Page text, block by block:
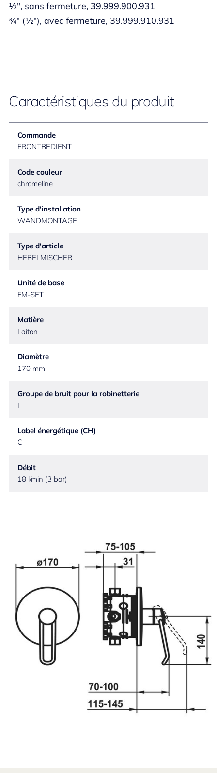
½", sans fermeture, 39.999.900.931
¾" (½"), avec fermeture, 39.999.910.931
Caractéristiques du produit
Commande
FRONTBEDIENT
Code couleur
chromeline
Type d'installation
WANDMONTAGE
Type d'article
HEBELMISCHER
Unité de base
FM-SET
Matière
Laiton
Diamètre
170 mm
Groupe de bruit pour la robinetterie
I
Label énergétique (CH)
C
Débit
18 l/min (3 bar)